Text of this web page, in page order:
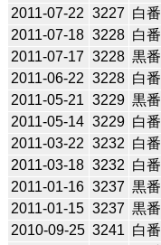
2011-07-22 3227 白番
2011-07-18 3228 白番
2011-07-17 3228 黒番
2011-06-22 3228 白番
2011-05-21 3229 黒番
2011-05-14 3229 白番
2011-03-22 3232 白番
2011-03-18 3232 白番
2011-01-16 3237 黒番
2011-01-15 3237 黒番
2010-09-25 3241 白番